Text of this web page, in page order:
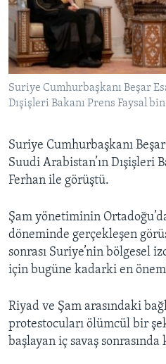
HAYATTAN
SANAT
BIZI TAKIP EDIN
Diller
Suriye Cumhurbaşkanı Beşar
Dışişleri Bakanı Prens Faysal
Suriye Cumhurbaşkanı
Suudi Arabistan’ın Dışişleri
Ferhan ile görüştü.
Şam yönetiminin
döneminde gerçekleşen
sonrası Suriye’nin bölgesel
için bugüne kadarki en
Riyad ve Şam arasındaki
protestocuları ölümcül bir
başlayan iç savaş